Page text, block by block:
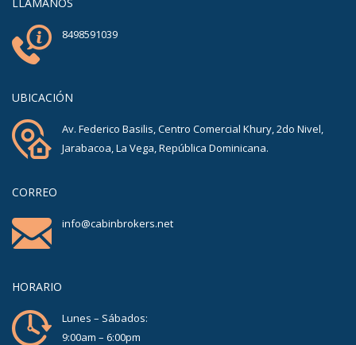
8498591039
UBICACIÓN
Av. Federico Basilis, Centro Comercial Khury, 2do Nivel,
Jarabacoa, La Vega, República Dominicana.
CORREO
info@cabinbrokers.net
HORARIO
Lunes – Sábados:
9:00am – 6:00pm